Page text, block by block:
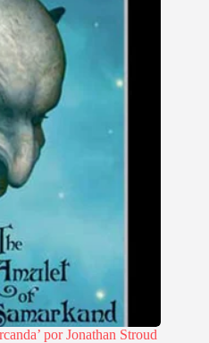
por Jonathan Stroud